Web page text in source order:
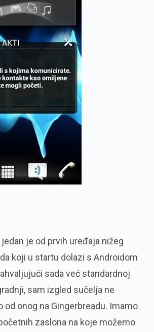
je od prvih uređaja nižeg
koji u startu dolazi s Androidom
sada već standardnoj
sam izgled sučelja ne
od onog na Gingerbreadu. Imamo
zaslona na koje možemo